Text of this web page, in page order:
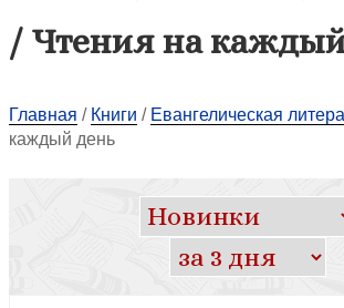
Песенники и нотные сборники
Поэзия
Практическое христианство
Проповеди
Работа с зависимыми
Религиозная философия,этика
/ Чтения на
Главная / Книги / Евангелическая
каждый день